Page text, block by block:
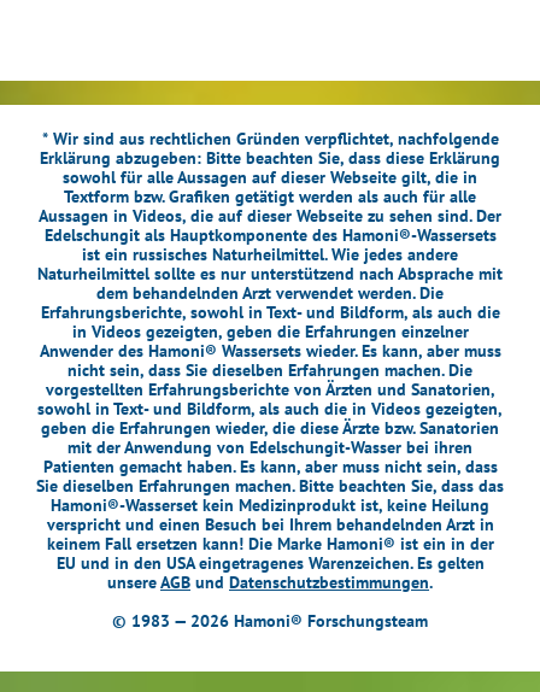
* Wir sind aus rechtlichen Gründen verpflichtet, nachfolgende
Erklärung abzugeben: Bitte beachten Sie, dass diese Erklärung
sowohl für alle Aussagen auf dieser Webseite gilt, die in
Textform bzw. Grafiken getätigt werden als auch für alle
Aussagen in Videos, die auf dieser Webseite zu sehen sind. Der
Edelschungit als Hauptkomponente des Hamoni®-Wassersets
ist ein russisches Naturheilmittel. Wie jedes andere
Naturheilmittel sollte es nur unterstützend nach Absprache mit
dem behandelnden Arzt verwendet werden. Die
Erfahrungsberichte, sowohl in Text- und Bildform, als auch die
in Videos gezeigten, geben die Erfahrungen einzelner
Anwender des Hamoni® Wassersets wieder. Es kann, aber muss
nicht sein, dass Sie dieselben Erfahrungen machen. Die
vorgestellten Erfahrungsberichte von Ärzten und Sanatorien,
sowohl in Text- und Bildform, als auch die in Videos gezeigten,
geben die Erfahrungen wieder, die diese Ärzte bzw. Sanatorien
mit der Anwendung von Edelschungit-Wasser bei ihren
Patienten gemacht haben. Es kann, aber muss nicht sein, dass
Sie dieselben Erfahrungen machen. Bitte beachten Sie, dass das
Hamoni®-Wasserset kein Medizinprodukt ist, keine Heilung
verspricht und einen Besuch bei Ihrem behandelnden Arzt in
keinem Fall ersetzen kann! Die Marke Hamoni® ist ein in der
EU und in den USA eingetragenes Warenzeichen. Es gelten
unsereAGB und Datenschutzbestimmungen.
© 1983 — 2026 Hamoni® Forschungsteam